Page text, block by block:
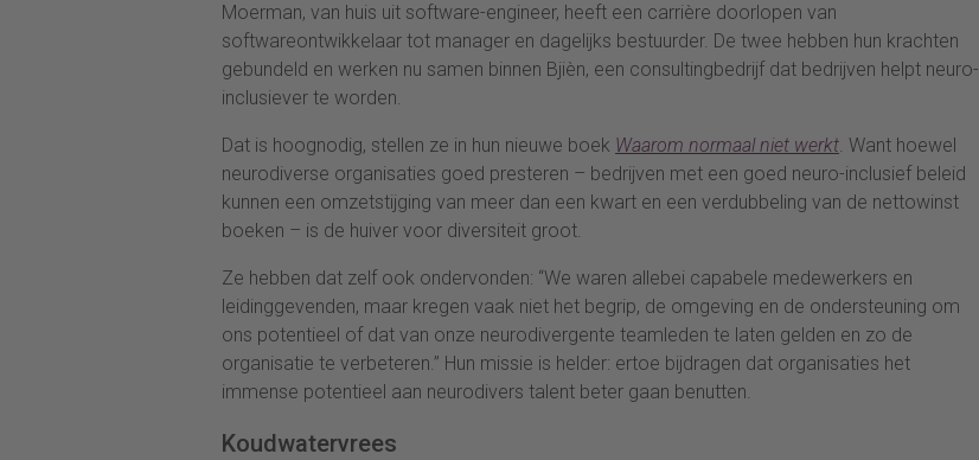
Moerman, van huis uit software-engineer, heeft een carrière doorlopen van
softwareontwikkelaar tot manager en dagelijks bestuurder. De twee hebben hun krachten
gebundeld en werken nu samen binnen Bjièn, een consultingbedrijf dat bedrijven helpt neuro-
inclusiever te worden.
Dat is hoognodig, stellen ze in hun nieuwe boek Waarom normaal niet werkt. Want hoewel
neurodiverse organisaties goed presteren – bedrijven met een goed neuro-inclusief beleid
kunnen een omzetstijging van meer dan een kwart en een verdubbeling van de nettowinst
boeken – is de huiver voor diversiteit groot.
Ze hebben dat zelf ook ondervonden: “We waren allebei capabele medewerkers en
leidinggevenden, maar kregen vaak niet het begrip, de omgeving en de ondersteuning om
ons potentieel of dat van onze neurodivergente teamleden te laten gelden en zo de
organisatie te verbeteren.” Hun missie is helder: ertoe bijdragen dat organisaties het
immense potentieel aan neurodivers talent beter gaan benutten.
Koudwatervrees